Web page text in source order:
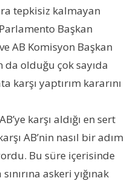
tepkisiz kalmayan
Başkan
AB Komisyon Başkan
da olduğu çok sayıda
karşı yaptırım kararını
karşı aldığı en sert
AB’nin nasıl bir adım
Bu süre içerisinde
askeri yığınak